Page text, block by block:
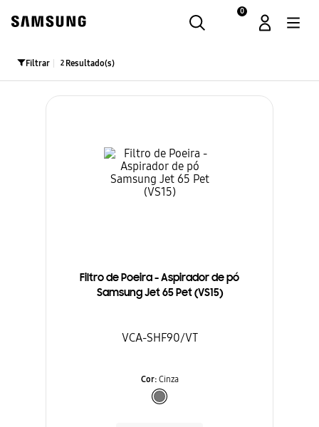
Samsung
0
Filtrar 2
Filtro de Poeira - Aspirador de pó
Samsung Jet 65 Pet (VS15)
VCA-SHF90/VT
Cor: Cinza